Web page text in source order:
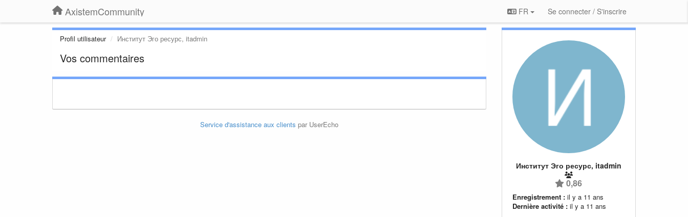
AxistemCommunity FR Se connecter / S'inscrire
Profil utilisateur Институт Эго ресурс, itadmin
Vos commentaires
Service d'assistance aux clients par UserEcho
Институт Эго ресурс, itadmin
0,86
Enregistrement : il y a 11 ans
Dernière activité : il y a 11 ans